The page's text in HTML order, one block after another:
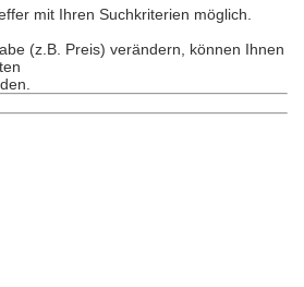
mit Ihren Suchkriterien möglich.
(z.B. Preis) verändern, können Ihnen